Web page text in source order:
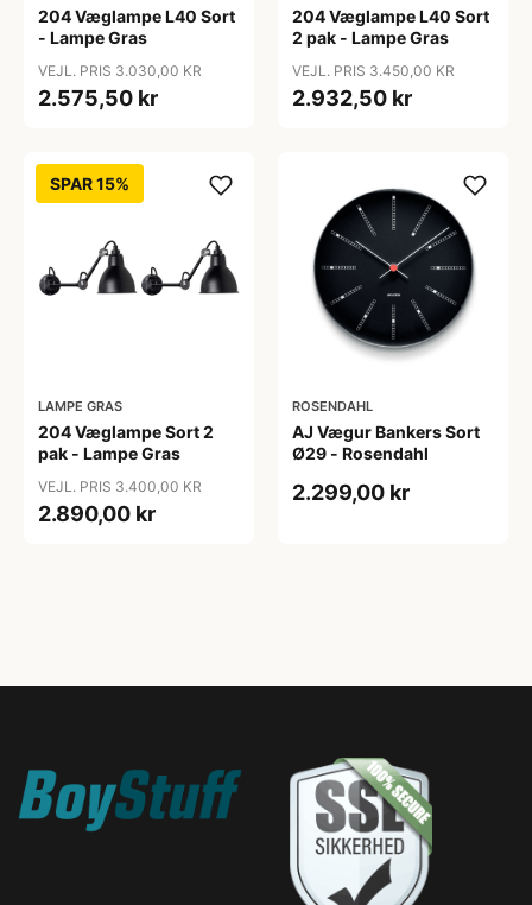
204 Væglampe L40 Sort
- Lampe Gras
VEJL. PRIS 3.030,00 KR
2.575,50 kr
204 Væglampe L40 Sort
2 pak - Lampe Gras
VEJL. PRIS 3.450,00 KR
2.932,50 kr
SPAR 15%
LAMPE GRAS
204 Væglampe Sort 2
pak - Lampe Gras
VEJL. PRIS 3.400,00 KR
2.890,00 kr
ROSENDAHL
AJ Vægur Bankers Sort
Ø29 - Rosendahl
2.299,00 kr